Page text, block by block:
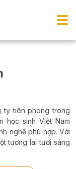
ty tiên phong trong
học sinh Việt Nam
nghề phù hợp. Với
tương lai tươi sáng